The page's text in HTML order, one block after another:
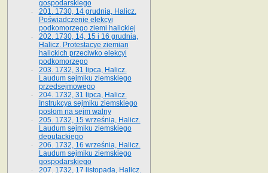
gospodarskiego
201. 1730, 14 grudnia, Halicz.
Poświadczenie elekcyi
podkomorzego ziemi halickiej
202. 1730, 14, 15 i 16 grudnia,
Halicz. Protestacye ziemian
halickich przeciwko elekcyi
podkomorzego
203. 1732, 31 lipca, Halicz.
Laudum sejmiku ziemskiego
przedsejmowego
204. 1732, 31 lipca, Halicz.
Instrukcya sejmiku ziemskiego
posłom na sejm walny
205. 1732, 15 września, Halicz.
Laudum sejmiku ziemskiego
deputackiego
206. 1732, 16 września, Halicz.
Laudum sejmiku ziemskiego
gospodarskiego
207. 1732, 17 listopada, Halicz.